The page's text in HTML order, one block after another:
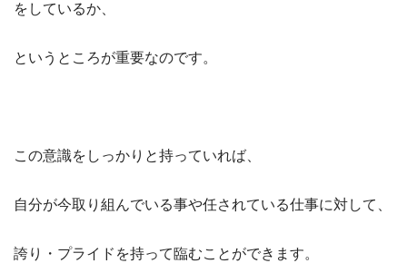
をしているか、
というところが重要なのです。
この意識をしっかりと持っていれば、
自分が今取り組んでいる事や任されている仕事に対して、
誇り・プライドを持って臨むことができます。